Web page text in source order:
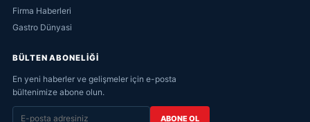
Firma Haberleri
Gastro Dünyasi
BÜLTEN ABONELİĞİ
En yeni haberler ve gelişmeler için e-posta
bültenimize abone olun.
ABONE OL